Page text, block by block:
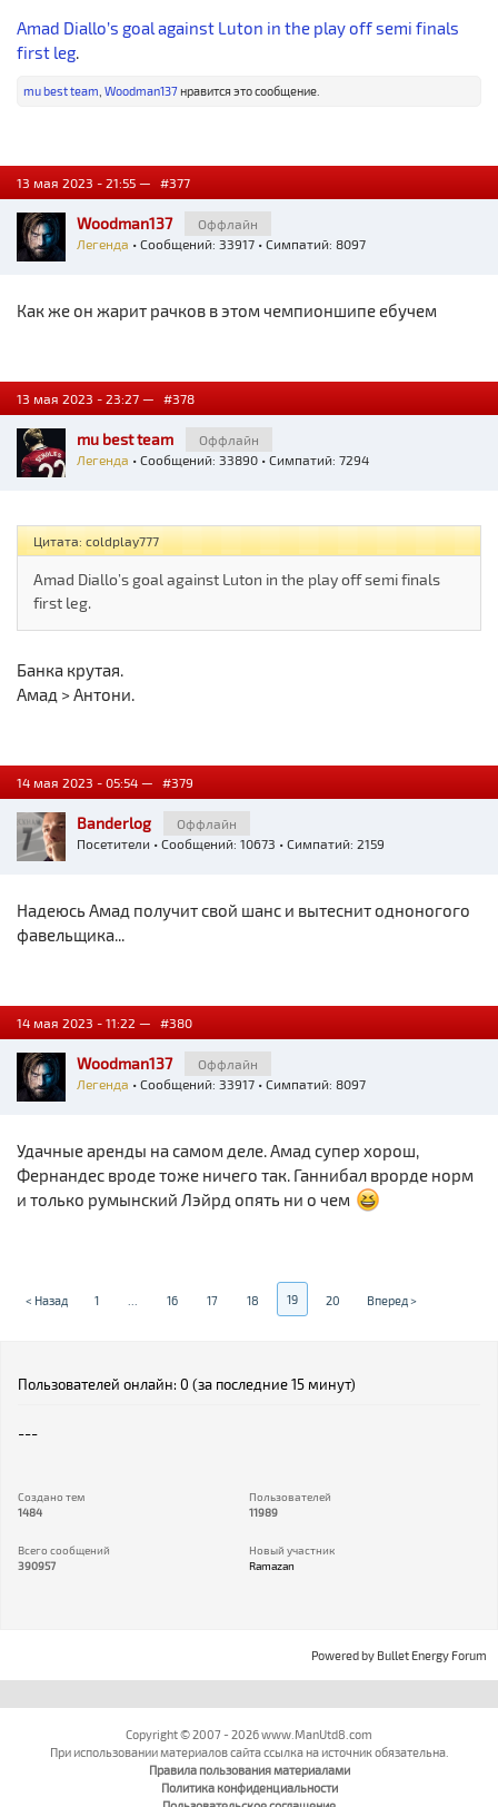
Amad Diallo’s goal against Luton in the play off semi finals
first leg.
mu best team Woodman137нравится это сообщение.
13 мая 2023 - 21:55 — #377
Woodman137
Оффлайн
Легенда • Сообщений: 33917 • Симпатий: 8097
Как же он жарит рачков в этом чемпионшипе ебучем
13 мая 2023 - 23:27 — #378
mu best team
Оффлайн
Легенда • Сообщений: 33890 • Симпатий: 7294
Цитата: coldplay777
Amad Diallo’s goal against Luton in the play off semi finals
first leg.
Банка крутая.
Амад > Антони.
14 мая 2023 - 05:54 — #379
Banderlog
Оффлайн
Посетители • Сообщений: 10673 • Симпатий: 2159
Надеюсь Амад получит свой шанс и вытеснит одноногого
фавельщика...
14 мая 2023 - 11:22 — #380
Woodman137
Оффлайн
Легенда • Сообщений: 33917 • Симпатий: 8097
Удачные аренды на самом деле. Амад супер хорош,
Фернандес вроде тоже ничего так. Ганнибал врорде норм
и только румынский Лэйрд опять ни о чем
< Назад 1 16 17 18 19 20 Вперед >
Пользователей онлайн: 0 (за последние 15 минут)
---
Создано тем
1484
Всего сообщений
390957
Пользователей
11989
Новый участник
Ramazan
Powered by Bullet Energy Forum
Copyright © 2007 - 2026 www.ManUtd8.com
При использовании материалов сайта ссылка на источник обязательна.
Правила пользования материалами
Политика конфиденциальности